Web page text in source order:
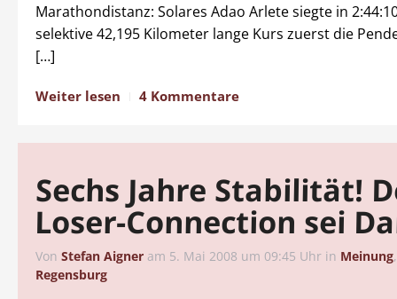
Marathondistanz: Solares Adao Arlete siegte in
selektive 42,195 Kilometer lange Kurs zuerst die
[…]
Weiter lesen 4 Kommentare
Sechs Jahre Stabilität!
Loser-Connection sei
Von Stefan Aigner am 5. Mai 2008 um 09:45 Uhr in Meinung
Regensburg